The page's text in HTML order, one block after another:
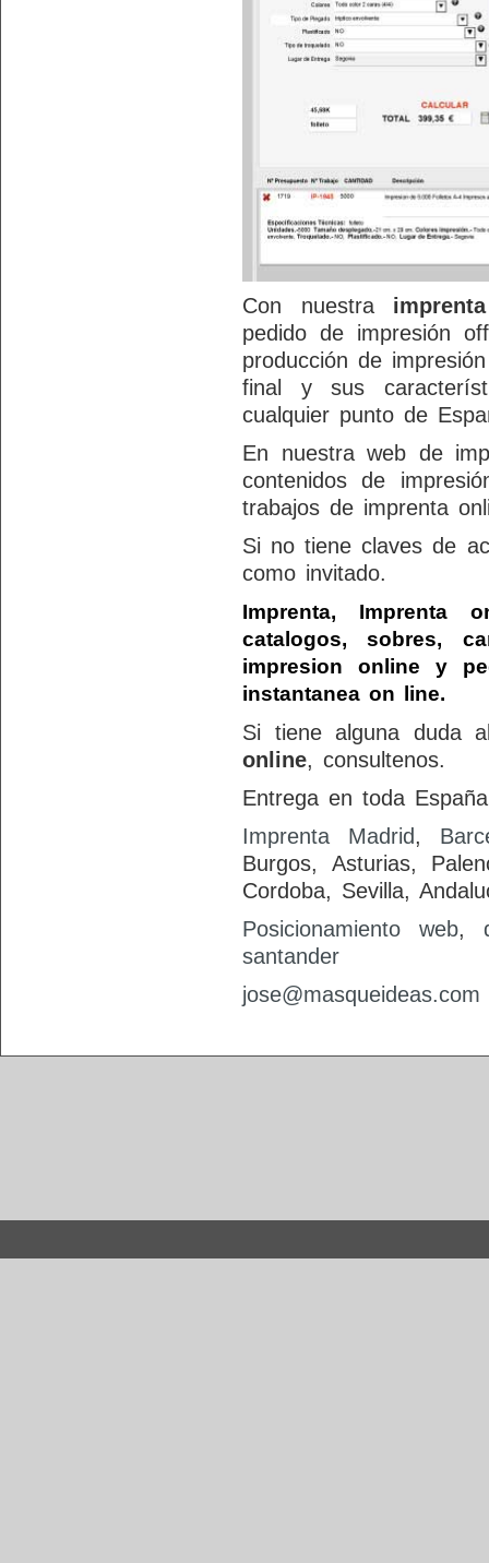
Con nuestra
pedido de impresión
producción de
final y sus
cualquier punto de
En nuestra web de
contenidos de
trabajos de imprenta
Si no tiene claves de
como invitado.
Imprenta, Imprenta
catalogos, sobres,
impresion online y
instantanea on line.
Si tiene alguna duda
online, consultenos.
Entrega en toda
Imprenta Madrid,
Burgos, Asturias,
Cordoba, Sevilla,
Posicionamiento web,
santander
jose@masqueideas.com